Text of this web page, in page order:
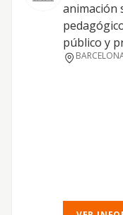
animación
público y